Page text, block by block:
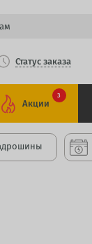
Статус заказа
Акции
3